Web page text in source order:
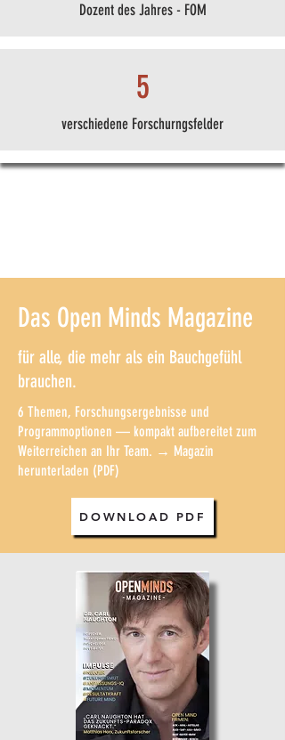
Dozent des Jahres - FOM
5
verschiedene Forschurngsfelder
Das Open Minds Magazine
für alle, die mehr als ein Bauchgefühl
brauchen.
6 Themen, Forschungsergebnisse und
Programmoptionen — kompakt aufbereitet zum
Weiterreichen an Ihr Team. → Magazin
herunterladen (PDF)
DOWNLOAD PDF